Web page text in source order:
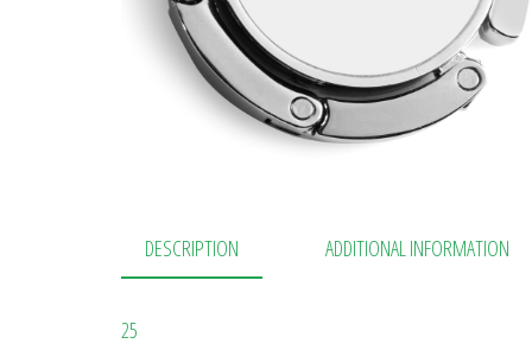
DESCRIPTION ADDITIONAL INFORMATION
25